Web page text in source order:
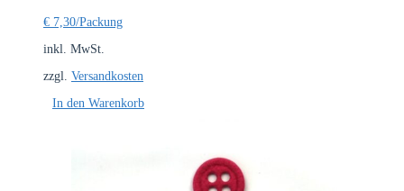
€ 7,30/Packung
inkl. MwSt.
zzgl. Versandkosten
In den Warenkorb